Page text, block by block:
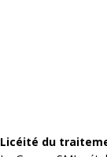
Licéité du